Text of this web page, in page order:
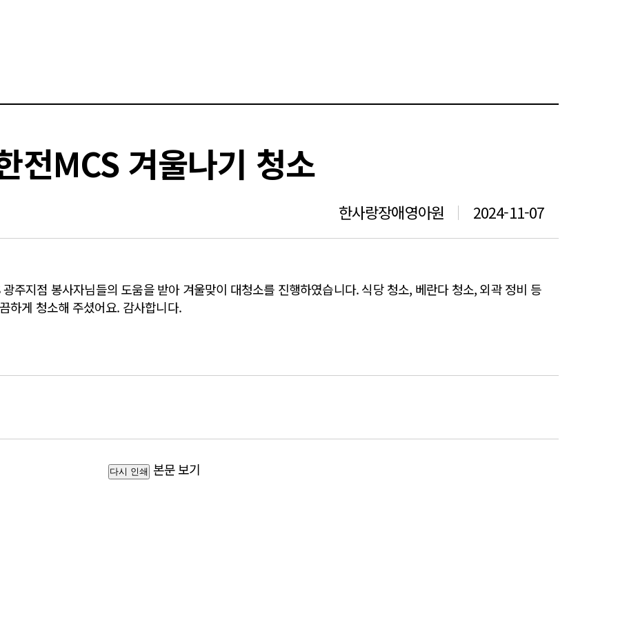
전MCS 겨울나기 청소
한사랑장애영아원 2024-11-07
주지점 봉사자님들의 도움을 받아 겨울맞이 대청소를 진행하였습니다. 식당 청소, 베란다 청소, 외곽 정비 등
하게 청소해 주셨어요. 감사합니다.
다시 인쇄 본문 보기